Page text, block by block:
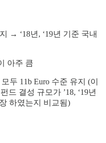
→ ‘18년, ‘19년 기준 국내
아주 큼
두 11b Euro 수준 유지 (이
드 결성 규모가 ’18, ‘19년
하였는지 비교됨)